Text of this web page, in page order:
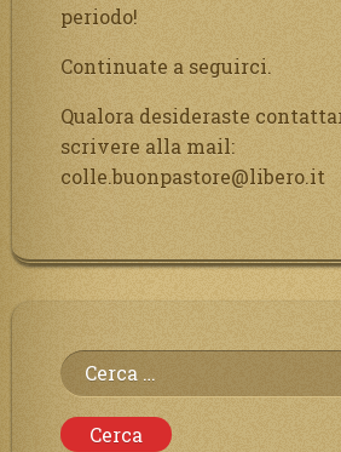
periodo!
Continuate a seguirci.
Qualora desideraste
scrivere alla mail:
colle.buonpastore@libero.it
Ricerca
per: